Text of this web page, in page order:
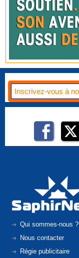
Qui sommes-nous ?
Nous contacter
Régie publicitaire